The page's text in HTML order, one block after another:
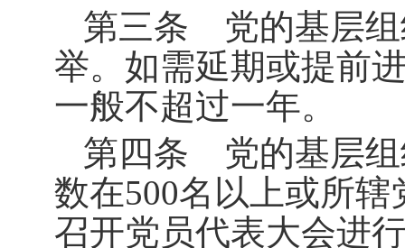
第三条 党的基层组
举。如需延期或提前
一般不超过一年。
第四条 党的基层组
数在500名以上或所辖
召开党员代表大会进